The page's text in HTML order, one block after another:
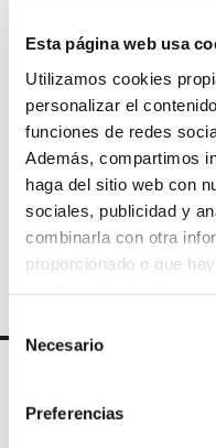
Esta página web usa
Utilizamos cookies
personalizar el
funciones de redes
Además, compartimos
haga del sitio web con
sociales, publicidad y
combinarla con otra
proporcionado o que
Necesario
Preferencias
nuestra